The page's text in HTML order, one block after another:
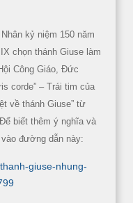
Nhân kỷ niệm 150 năm
chọn thánh Giuse làm
Công Giáo, Đức
corde” – Trái tim của
về thánh Giuse” từ
Để biết thêm ý nghĩa và
đường dẫn này:
giuse-nhung-